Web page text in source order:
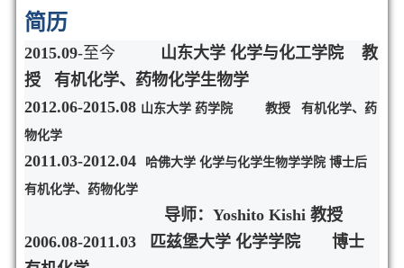
简历
2015.09-至今
山东大学 化学与化工学院 教
授 有机化学、药物化学生物学
2012.06-2015.08 山东大学 药学院 教授 有机化学、药
物化学
2011.03-2012.04
哈佛大学 化学与化学生物学学院 博士后
有机化学、药物化学
导师： Yoshito Kishi 教授
2006.08-2011.03
匹兹堡大学 化学学院 博士